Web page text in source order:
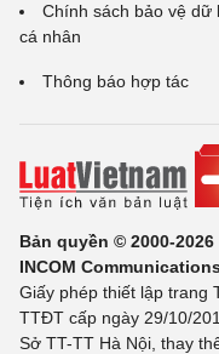
Chính sách bảo vệ dữ
cá nhân
Thông báo hợp tác
Bản quyền © 2000-
INCOM
Giấy phép thiết lập trang
TTĐT cấp ngày 29/10/
Sở TT-TT Hà Nội, thay